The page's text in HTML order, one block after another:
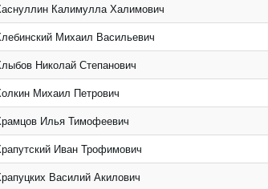
Калимулла Халимович
Михаил Васильевич
Николай Степанович
Михаил Петрович
Илья Тимофеевич
Иван Трофимович
Василий Акилович